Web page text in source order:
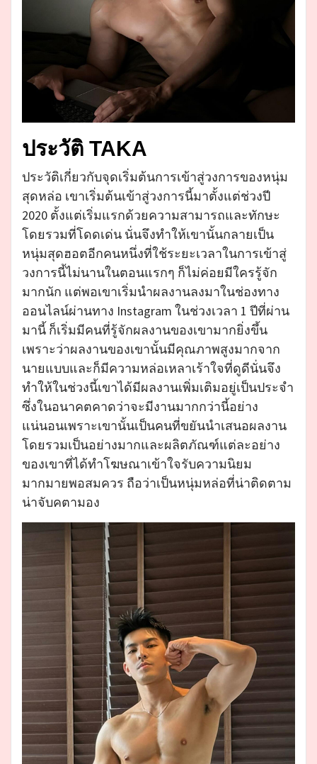
ประวัติ TAKA
ประวัติเกี่ยวกับจุดเริ่มต้นการเข้าสู่วงการของหนุ่ม
สุดหล่อ เขาเริ่มต้นเข้าสู่วงการนี้มาตั้งแต่ช่วงปี
2020 ตั้งแต่เริ่มแรกด้วยความสามารถและทักษะ
โดยรวมที่โดดเด่น นั่นจึงทำให้เขานั้นกลายเป็น
หนุ่มสุดฮอตอีกคนหนึ่งที่ใช้ระยะเวลาในการเข้าสู่
วงการนี้ไม่นานในตอนแรกๆ ก็ไม่ค่อยมีใครรู้จัก
มากนัก แต่พอเขาเริ่มนำผลงานลงมาในช่องทาง
ออนไลน์ผ่านทาง Instagram ในช่วงเวลา 1 ปีที่ผ่าน
มานี้ ก็เริ่มมีคนที่รู้จักผลงานของเขามากยิ่งขึ้น
เพราะว่าผลงานของเขานั้นมีคุณภาพสูงมากจาก
นายแบบและก็มีความหล่อเหลาเร้าใจที่ดูดีนั่นจึง
ทำให้ในช่วงนี้เขาได้มีผลงานเพิ่มเติมอยู่เป็นประจำ
ซึ่งในอนาคตคาดว่าจะมีงานมากกว่านี้อย่าง
แน่นอนเพราะเขานั้นเป็นคนที่ขยันนำเสนอผลงาน
โดยรวมเป็นอย่างมากและผลิตภัณฑ์แต่ละอย่าง
ของเขาที่ได้ทำโฆษณาเข้าใจรับความนิยม
มากมายพอสมควร ถือว่าเป็นหนุ่มหล่อที่น่าติดตาม
น่าจับคตามอง